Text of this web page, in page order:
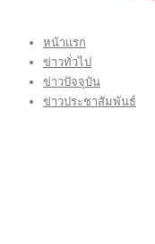
หน้าแรก
ข่าวทั่วไป
ข่าวปัจจุบัน
ข่าวประชาสัมพันธ์